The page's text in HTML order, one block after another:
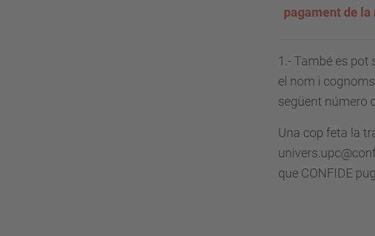
pagament de
1.- També es pot
el nom i
següent número
Una cop feta la
que CONFIDE